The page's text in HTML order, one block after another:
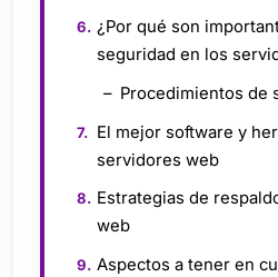
¿Por qué son
seguridad en los
Procedimientos de
El mejor software y
servidores web
Estrategias de
web
Aspectos a tener en